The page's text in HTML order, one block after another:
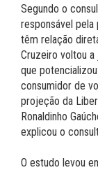
Segundo o
responsável
têm relação
Cruzeiro voltou
que
consumidor de
projeção da
Ronaldinho
explicou o
O estudo levou